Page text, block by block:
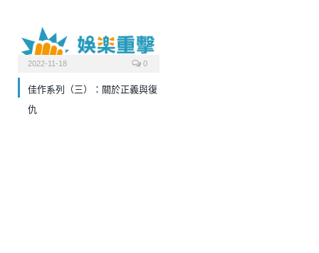
2022-11-18 0
佳作系列（三）：關於正義與復
仇